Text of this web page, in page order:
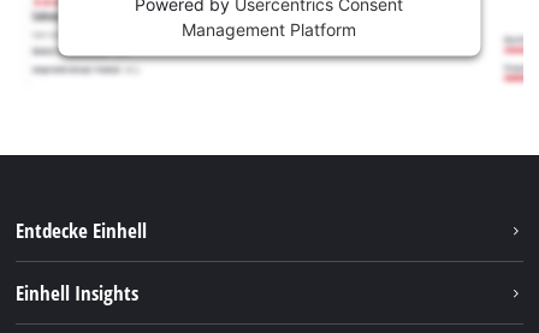
Management Platform
Entdecke Einhell
Einhell Insights